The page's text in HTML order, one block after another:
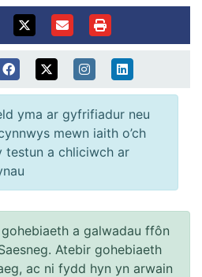
yma ar gyfrifiadur neu
mewn iaith o’ch
testun a chliciwch ar
a galwadau ffôn
Atebir gohebiaeth
ac ni fydd hyn yn arwain